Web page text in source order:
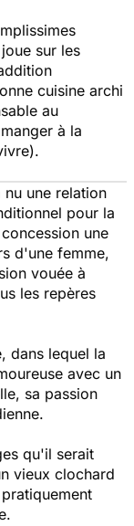
sur les
cuisine archi
au
à la
une relation
pour la
une
d'une femme,
vouée à
les repères
dans lequel la
avec un
sa passion
qu'il serait
vieux clochard